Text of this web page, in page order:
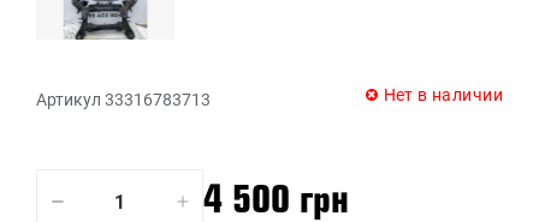
Артикул 33316783713 Нет в наличии
4 500 грн